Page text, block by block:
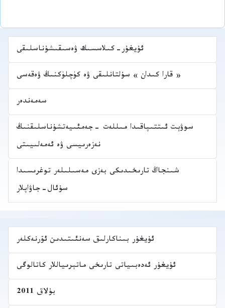
ئۇيغۇر-كىلاسسىك ۋەسىقىشۇناسلىقى
« قارا كىدان » سۇلتانلىقى ۋە كۈچلۈكنىڭ ۋەقەسى
سەمەندەر
سوۋېت ئىتتىپاقىدا مىللەت -جەمئىيەتشۇناسلىقنىڭ
نەزەرىيسى ۋە ئەمەلىيىتى
شىنجاڭ تارىخىدىكى بەزى مەسىلىلەر توغرىسىدا
سۇئال-جاۋاپلار
ئۇيغۇر بىناكارلىق سەنئىتىدىن ئۆرنەكلەر
ئۇيغۇر ئەدەبىياتى تارىخى ماتېرىياللار كاتالوگى
بۇلاق 2011